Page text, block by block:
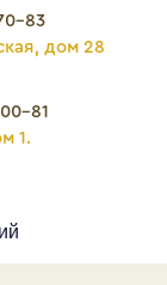
83
дом 28
81
1.